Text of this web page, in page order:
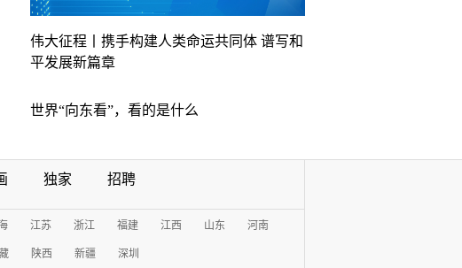
伟大征程丨携手构建人类命运共同体 谱写和
平发展新篇章
世界“向东看”，看的是什么
独家 招聘
江苏 浙江 福建 江西 山东 河南
陕西 新疆 深圳